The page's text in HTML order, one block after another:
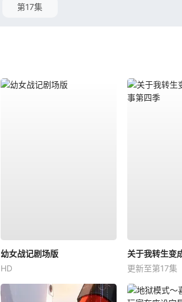
第17集
幼女战记剧场版
HD
更新至第17集